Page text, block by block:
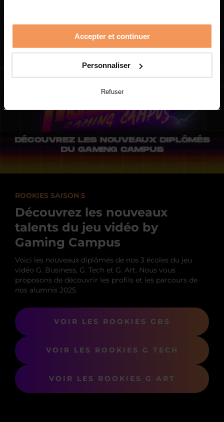
Accepter et continuer
Personnaliser
Refuser
ROOKIES SAISON 5
Découvrez les nouveaux
talents du jeu vidéo by
Gaming Campus
Voici les nouveaux diplômés de nos 3 écoles du jeu
vidéo G. Business, G. Tech et G. Art. Nous vous
proposons de découvrir les profils et les parcours de
nos alumnis 2025.
VOIR LES ROOKIES GBS
VOIR LES ROOKIES G TECH
VOIR LES ROOKIES G ART